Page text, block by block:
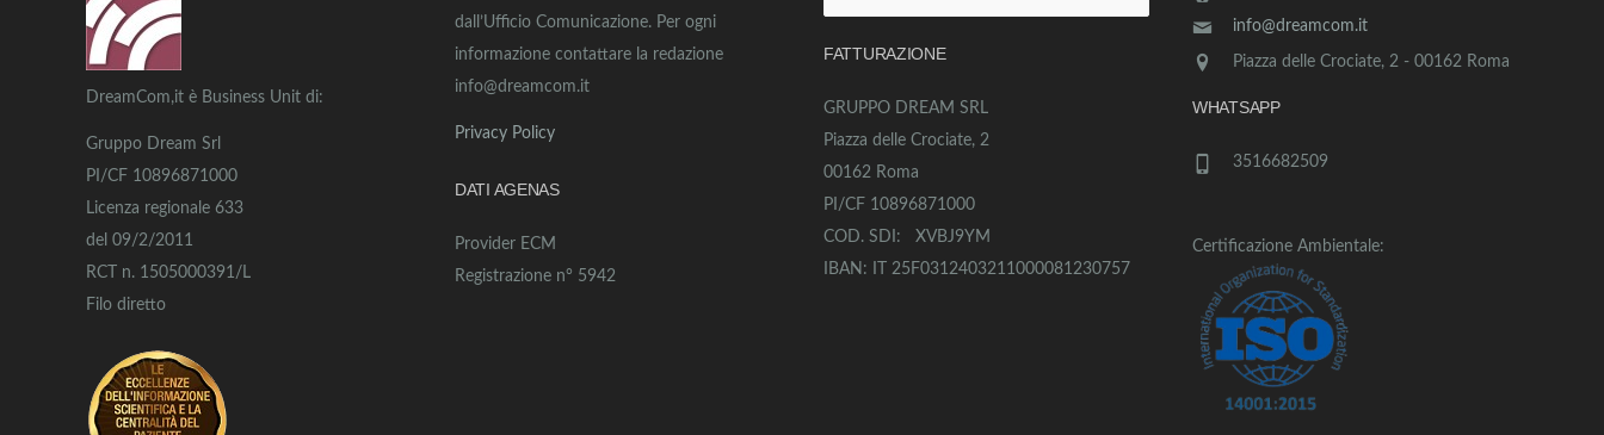
DreamCom,it è Business Unit di:
Gruppo Dream Srl
PI/CF 10896871000
Licenza regionale 633
del 09/2/2011
RCT n. 1505000391/L
Filo diretto
dall’Ufficio Comunicazione. Per ogni
informazione contattare la redazione
info@dreamcom.it
Privacy Policy
DATI AGENAS
Provider ECM
Registrazione n° 5942
per:
FATTURAZIONE
GRUPPO DREAM SRL
Piazza delle Crociate, 2
00162 Roma
PI/CF 10896871000
COD. SDI: XVBJ9YM
IBAN: IT 25F0312403211000081230757
info@dreamcom.it
Piazza delle Crociate, 2 - 00162 Roma
WHATSAPP
3516682509
Certificazione Ambientale: